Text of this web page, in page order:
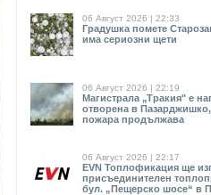
06 Август 2026 | 22:33
Градушка помете
има сериозни щети
06 Август 2026 | 22:19
Магистрала „Тракия" е
отворена в
пожара продължава
06 Август 2026 | 22:17
EVN Toплофикация ще
присъединителен
бул. „Пещерско шосе“ в